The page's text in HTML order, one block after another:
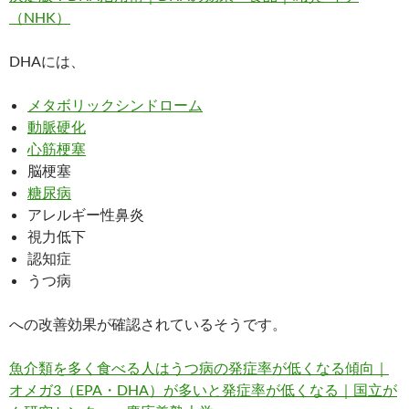
（NHK）
DHAには、
メタボリックシンドローム
動脈硬化
心筋梗塞
脳梗塞
糖尿病
アレルギー性鼻炎
視力低下
認知症
うつ病
への改善効果が確認されているそうです。
魚介類を多く食べる人はうつ病の発症率が低くなる傾向｜
オメガ3（EPA・DHA）が多いと発症率が低くなる｜国立が